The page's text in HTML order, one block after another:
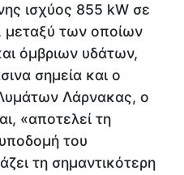
ισχύος 855 kW σε
μεταξύ των οποίων
όμβριων υδάτων,
σημεία και ο
Λάρνακας, ο
«αποτελεί τη
του
τη σημαντικότερη